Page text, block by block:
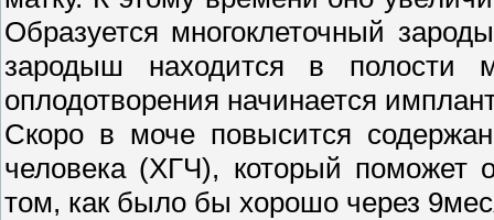
Образуется многоклеточный
зародыш находится в полости
оплодотворения начинается
Скоро в моче повысится
человека (ХГЧ), который поможет
том, как было бы хорошо через